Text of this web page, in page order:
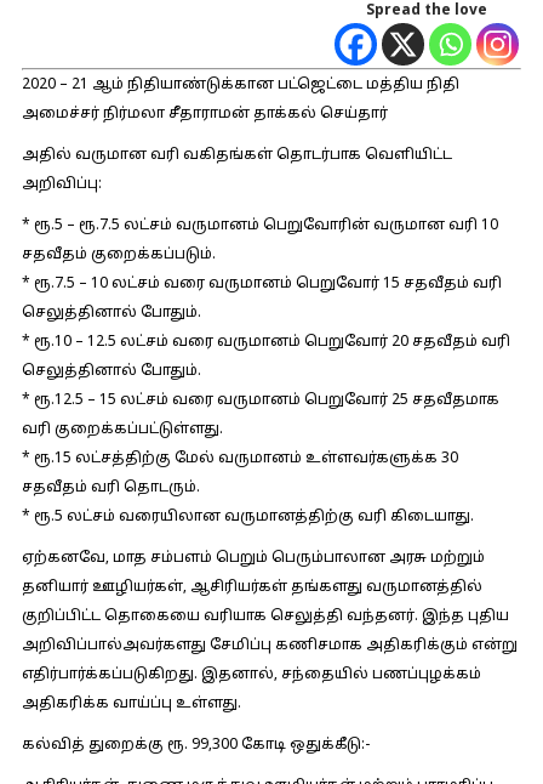
Spread the love
2020 – 21 ஆம் நிதியாண்டுக்கான பட்ஜெட்டை மத்திய நிதி
அமைச்சர் நிர்மலா சீதாராமன் தாக்கல் செய்தார்
அதில் வருமான வரி வகிதங்கள் தொடர்பாக வெளியிட்ட
அறிவிப்பு:
* ரூ.5 – ரூ.7.5 லட்சம் வருமானம் பெறுவோரின் வருமான வரி 10
சதவீதம் குறைக்கப்படும்.
* ரூ.7.5 – 10 லட்சம் வரை வருமானம் பெறுவோர் 15 சதவீதம் வரி
செலுத்தினால் போதும்.
* ரூ.10 – 12.5 லட்சம் வரை வருமானம் பெறுவோர் 20 சதவீதம் வரி
செலுத்தினால் போதும்.
* ரூ.12.5 – 15 லட்சம் வரை வருமானம் பெறுவோர் 25 சதவீதமாக
வரி குறைக்கப்பட்டுள்ளது.
* ரூ.15 லட்சத்திற்கு மேல் வருமானம் உள்ளவர்களுக்க 30
சதவீதம் வரி தொடரும்.
* ரூ.5 லட்சம் வரையிலான வருமானத்திற்கு வரி கிடையாது.
ஏற்கனவே, மாத சம்பளம் பெறும் பெரும்பாலான அரசு மற்றும்
தனியார் ஊழியர்கள், ஆசிரியர்கள் தங்களது வருமானத்தில்
குறிப்பிட்ட தொகையை வரியாக செலுத்தி வந்தனர். இந்த புதிய
அறிவிப்பால்அவர்களது சேமிப்பு கணிசமாக அதிகரிக்கும் என்று
எதிர்பார்க்கப்படுகிறது. இதனால், சந்தையில் பணப்புழக்கம்
அதிகரிக்க வாய்ப்பு உள்ளது.
கல்வித் துறைக்கு ரூ. 99,300 கோடி ஒதுக்கீடு:-